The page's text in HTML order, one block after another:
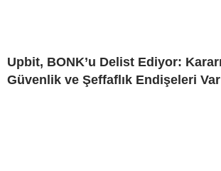
Upbit, BONK’u Delist Ediyor:
Güvenlik ve Şeffaflık Endişeleri Var